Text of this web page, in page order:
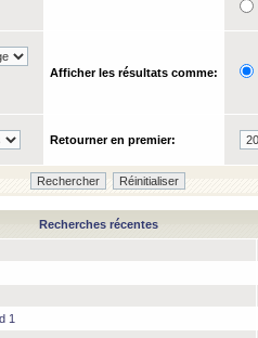
Afficher les résultats comme:
Retourner en premier:
Recherches récentes
1